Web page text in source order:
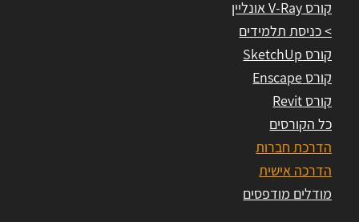
קורס V-Ray אונליין
> כניסת תלמידים
קורס SketchUp
קורס Enscape
קורס Revit
כל הקורסים
הדרכת חברות
הדרכה אישית
מודלים מודפסים